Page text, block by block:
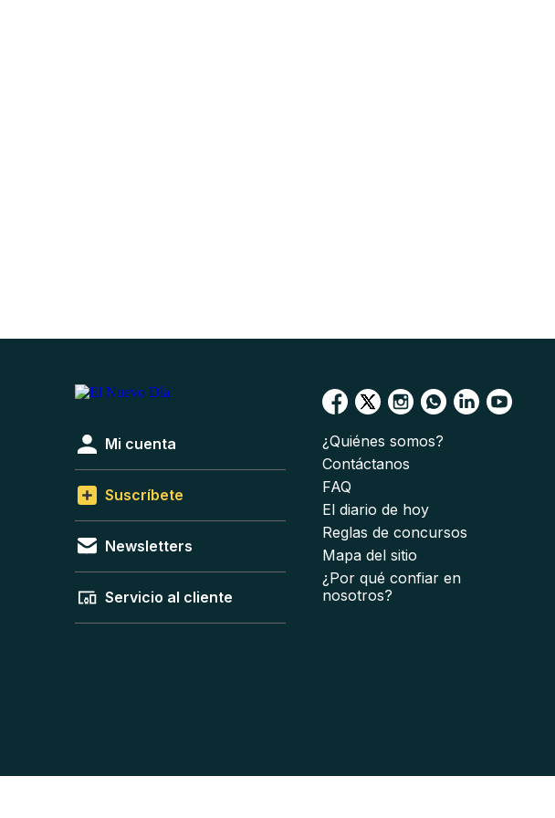
Mi cuenta
Suscríbete
Newsletters
Servicio al cliente
¿Quiénes somos?
Contáctanos
FAQ
El diario de hoy
Reglas de concursos
Mapa del sitio
¿Por qué confiar en
nosotros?